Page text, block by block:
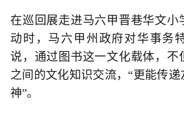
在巡回展走进马六甲晋巷华文小
动时，马六甲州政府对华事务
说，通过图书这一文化载体，不
之间的文化知识交流，“更能传
神”。